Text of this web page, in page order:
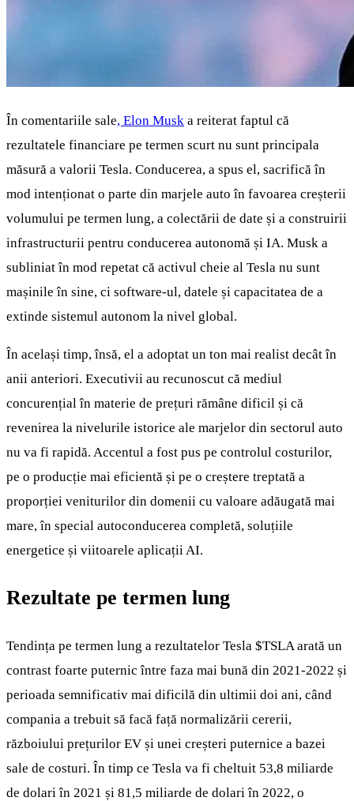
În comentariile sale, Elon Musk a reiterat faptul că
rezultatele financiare pe termen scurt nu sunt principala
măsură a valorii Tesla. Conducerea, a spus el, sacrifică în
mod intenționat o parte din marjele auto în favoarea creșterii
volumului pe termen lung, a colectării de date și a construirii
infrastructurii pentru conducerea autonomă și IA. Musk a
subliniat în mod repetat că activul cheie al Tesla nu sunt
mașinile în sine, ci software-ul, datele și capacitatea de a
extinde sistemul autonom la nivel global.
În același timp, însă, el a adoptat un ton mai realist decât în
anii anteriori. Executivii au recunoscut că mediul
concurențial în materie de prețuri rămâne dificil și că
revenirea la nivelurile istorice ale marjelor din sectorul auto
nu va fi rapidă. Accentul a fost pus pe controlul costurilor,
pe o producție mai eficientă și pe o creștere treptată a
proporției veniturilor din domenii cu valoare adăugată mai
mare, în special autoconducerea completă, soluțiile
energetice și viitoarele aplicații AI.
Rezultate pe termen lung
Tendința pe termen lung a rezultatelor Tesla $TSLA arată un
contrast foarte puternic între faza mai bună din 2021-2022 și
perioada semnificativ mai dificilă din ultimii doi ani, când
compania a trebuit să facă față normalizării cererii,
războiului prețurilor EV și unei creșteri puternice a bazei
sale de costuri. În timp ce Tesla va fi cheltuit 53,8 miliarde
de dolari în 2021 și 81,5 miliarde de dolari în 2022, o